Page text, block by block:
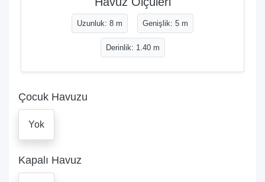
Uzunluk: 8 m Genişlik: 5 m
Derinlik: 1.40 m
Çocuk Havuzu
Yok
Kapalı Havuz